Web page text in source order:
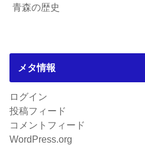
青森の歴史
メタ情報
ログイン
投稿フィード
コメントフィード
WordPress.org